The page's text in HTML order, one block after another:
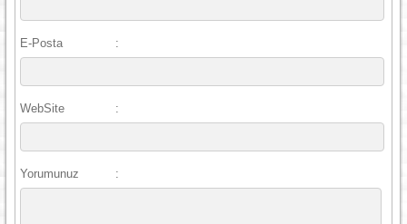
E-Posta :
WebSite :
Yorumunuz :